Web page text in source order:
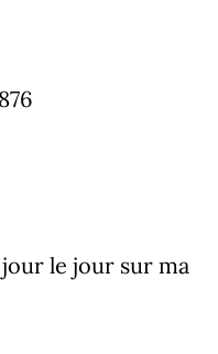
le jour sur ma